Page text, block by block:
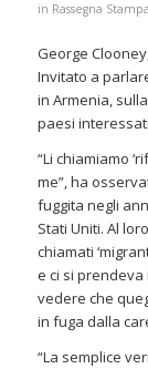
in Rassegna Stampa
George
Invitato a
in Armenia,
paesi
“Li chiamiamo
me”, ha
fuggita negli
Stati Uniti. Al
chiamati
e ci si
vedere che
in fuga dalla
“La semplice